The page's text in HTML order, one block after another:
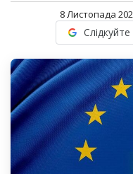
8 Листопада